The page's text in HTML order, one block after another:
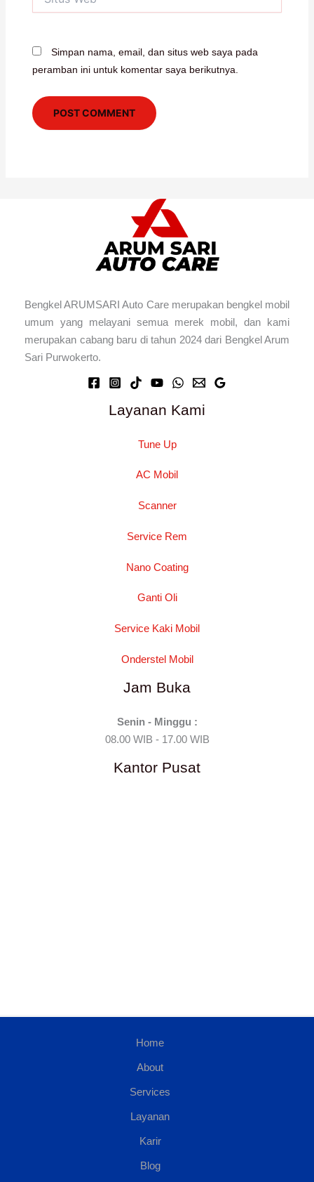
Web
Simpan nama, email, dan situs web saya pada
peramban ini untuk komentar saya berikutnya.
Bengkel ARUMSARI Auto Care merupakan bengkel mobil
umum yang melayani semua merek mobil, dan kami
merupakan cabang baru di tahun 2024 dari Bengkel Arum
Sari Purwokerto.
Layanan Kami
Tune Up
AC Mobil
Scanner
Service Rem
Nano Coating
Ganti Oli
Service Kaki Mobil
Onderstel Mobil
Jam Buka
Senin - Minggu :
08.00 WIB - 17.00 WIB
Kantor Pusat
Home
About
Services
Layanan
Karir
Blog